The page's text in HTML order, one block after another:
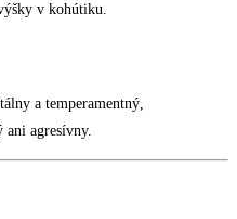
v kohútiku.
a temperamentný,
agresívny.